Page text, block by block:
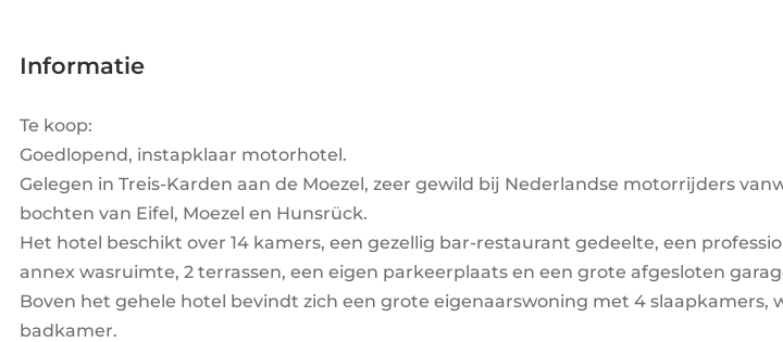
Informatie
Te koop:
Goedlopend, instapklaar motorhotel.
Gelegen in Treis-Karden aan de Moezel, zeer gewild bij Nederlandse motorrijders
bochten van Eifel, Moezel en Hunsrück.
Het hotel beschikt over 14 kamers, een gezellig bar-restaurant gedeelte, een
annex wasruimte, 2 terrassen, een eigen parkeerplaats en een grote afgesloten
Boven het gehele hotel bevindt zich een grote eigenaarswoning met 4 slaapkamers,
badkamer.